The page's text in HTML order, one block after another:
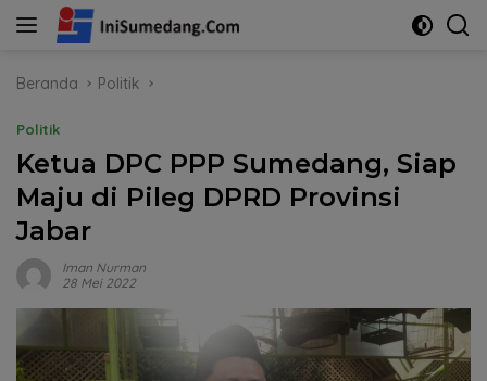
Langsung
Beranda
Politik
Politik
Ketua DPC PPP Sumedang, Siap
Maju di Pileg DPRD Provinsi
Jabar
Iman Nurman
28 Mei 2022